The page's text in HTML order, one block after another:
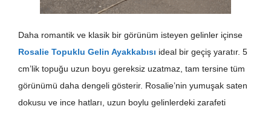
Daha romantik ve klasik bir görünüm isteyen gelinler içinse
Rosalie Topuklu Gelin Ayakkabısı ideal bir geçiş yaratır. 5
cm’lik topuğu uzun boyu gereksiz uzatmaz, tam tersine tüm
görünümü daha dengeli gösterir. Rosalie’nin yumuşak saten
dokusu ve ince hatları, uzun boylu gelinlerdeki zarafeti